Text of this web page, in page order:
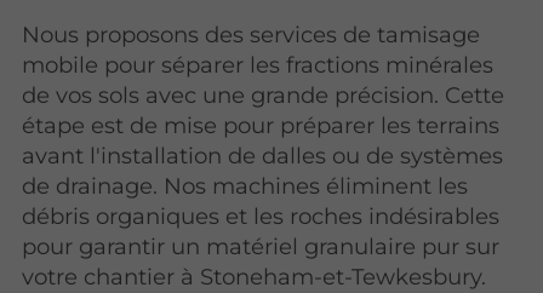
Nous proposons des services de tamisage
mobile pour séparer les fractions minérales
de vos sols avec une grande précision. Cette
étape est de mise pour préparer les terrains
avant l'installation de dalles ou de systèmes
de drainage. Nos machines éliminent les
débris organiques et les roches indésirables
pour garantir un matériel granulaire pur sur
votre chantier à Stoneham-et-Tewkesbury.